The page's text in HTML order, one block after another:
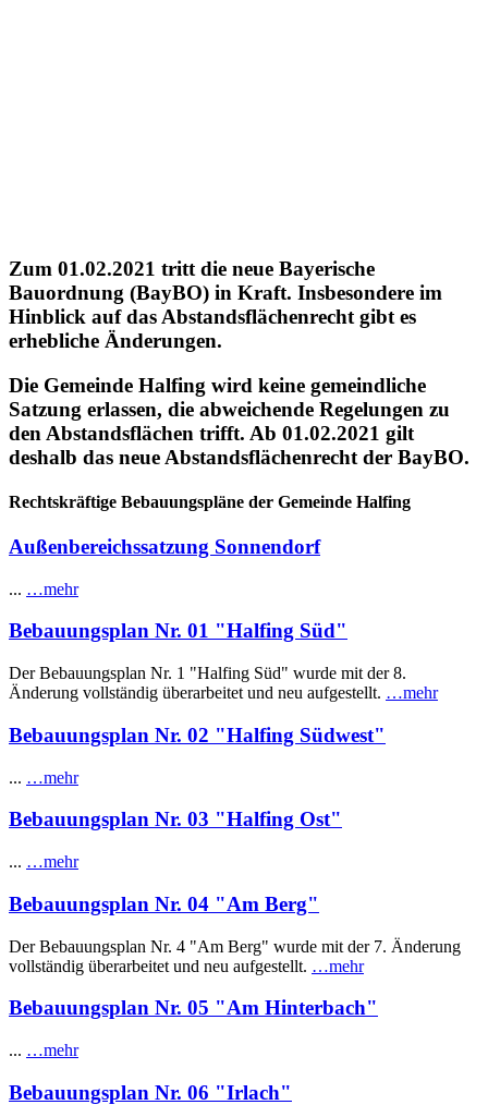
Zum 01.02.2021 tritt die neue Bayerische
Bauordnung (BayBO) in Kraft. Insbesondere im
Hinblick auf das Abstandsflächenrecht gibt es
erhebliche Änderungen.
Die Gemeinde Halfing wird keine gemeindliche
Satzung erlassen, die abweichende Regelungen zu
den Abstandsflächen trifft. Ab 01.02.2021 gilt
deshalb das neue Abstandsflächenrecht der BayBO.
Rechtskräftige Bebauungspläne der Gemeinde Halfing
Außenbereichssatzung Sonnendorf
... …mehr
Bebauungsplan Nr. 01 "Halfing Süd"
Der Bebauungsplan Nr. 1 "Halfing Süd" wurde mit der 8.
Änderung vollständig überarbeitet und neu aufgestellt. …mehr
Bebauungsplan Nr. 02 "Halfing Südwest"
... …mehr
Bebauungsplan Nr. 03 "Halfing Ost"
... …mehr
Bebauungsplan Nr. 04 "Am Berg"
Der Bebauungsplan Nr. 4 "Am Berg" wurde mit der 7. Änderung
vollständig überarbeitet und neu aufgestellt. …mehr
Bebauungsplan Nr. 05 "Am Hinterbach"
... …mehr
Bebauungsplan Nr. 06 "Irlach"